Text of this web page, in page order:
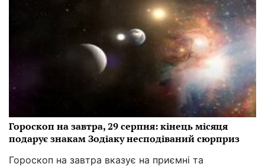
Гороскоп на завтра, 29 серпня: кінець місяця
подарує знакам Зодіаку несподіваний сюрприз
Гороскоп на завтра вказує на приємні та